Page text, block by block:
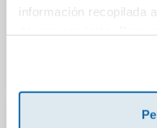
información recopilada